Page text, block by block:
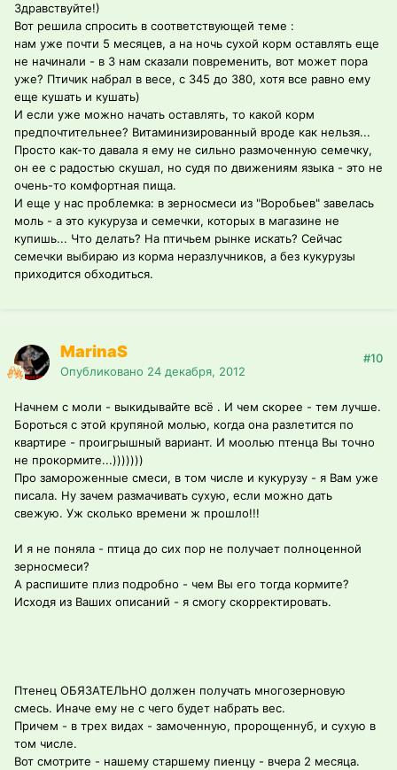
Здравствуйте!)
Вот решила спросить в соответствующей теме :
нам уже почти 5 месяцев, а на ночь сухой корм оставлять еще
не начинали - в 3 нам сказали повременить, вот может пора
уже? Птичик набрал в весе, с 345 до 380, хотя все равно ему
еще кушать и кушать)
И если уже можно начать оставлять, то какой корм
предпочтительнее? Витаминизированный вроде как нельзя...
Просто как-то давала я ему не сильно размоченную семечку,
он ее с радостью скушал, но судя по движениям языка - это не
очень-то комфортная пища.
И еще у нас проблемка: в зерносмеси из "Воробьев" завелась
моль - а это кукуруза и семечки, которых в магазине не
купишь... Что делать? На птичьем рынке искать? Сейчас
семечки выбираю из корма неразлучников, а без кукурузы
приходится обходиться.
MarinaS
Опубликовано 24 декабря, 2012
#10
Начнем с моли - выкидывайте всё . И чем скорее - тем лучше.
Бороться с этой крупяной молью, когда она разлетится по
квартире - проигрышный вариант. И моолью птенца Вы точно
не прокормите...)))))))
Про замороженные смеси, в том числе и кукурузу - я Вам уже
писала. Ну зачем размачивать сухую, если можно дать
свежую. Уж сколько времени ж прошло!!!
И я не поняла - птица до сих пор не получает полноценной
зерносмеси?
А распишите плиз подробно - чем Вы его тогда кормите?
Исходя из Ваших описаний - я смогу скорректировать.
Птенец ОБЯЗАТЕЛЬНО должен получать многозерновую
смесь. Иначе ему не с чего будет набрать вес.
Причем - в трех видах - замоченную, пророщеннуб, и сухую в
том числе.
Вот смотрите - нашему старшему пиенцу - вчера 2 месяца.